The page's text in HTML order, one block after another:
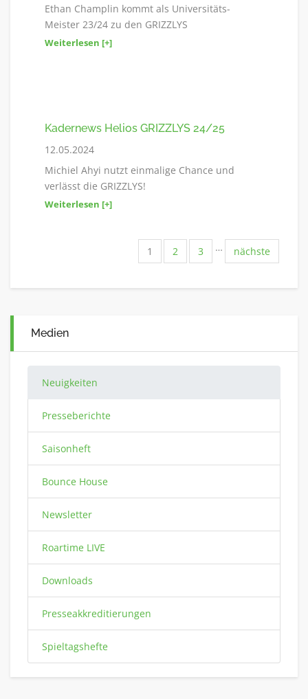
Ethan Champlin kommt als Universitäts-
Meister 23/24 zu den GRIZZLYS
Weiterlesen [+]
Kadernews Helios GRIZZLYS 24/25
12.05.2024
Michiel Ahyi nutzt einmalige Chance und
verlässt die GRIZZLYS!
Weiterlesen [+]
1 2 3 … nächste
Medien
Neuigkeiten
Presseberichte
Saisonheft
Bounce House
Newsletter
Roartime LIVE
Downloads
Presseakkreditierungen
Spieltagshefte